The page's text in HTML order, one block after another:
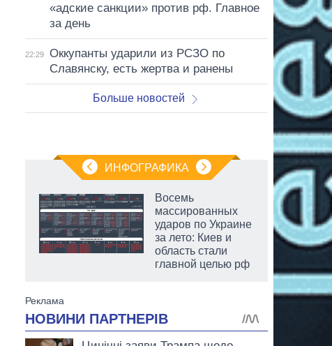
«адские санкции» против рф. Главное
за день
22:29
Оккупанты ударили из РСЗО по
Славянску, есть жертва и ранены
Больше новостей
ИНФОГРАФИКА
Восемь
массированных
ударов по Украине
за лето: Киев и
область стали
главной целью рф